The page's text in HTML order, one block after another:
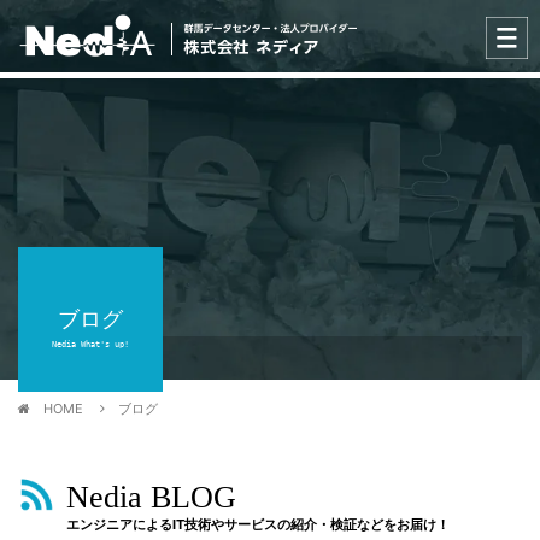
ブログ
Nedia What's up!
HOME ブログ
Nedia BLOG
エンジニアによるIT技術やサービスの紹介・検証などをお届け！